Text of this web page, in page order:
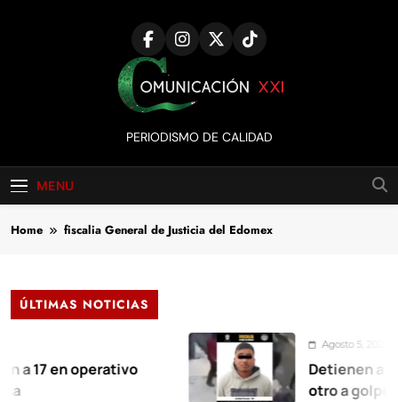
Comunicación
XXI
PERIODISMO DE CALIDAD
MENU
Home fiscalia General de Justicia del Edomex
ÚLTIMAS NOTICIAS
operativo
Agosto 5, 2026
Detienen a salvaje
otro a golpes, junto